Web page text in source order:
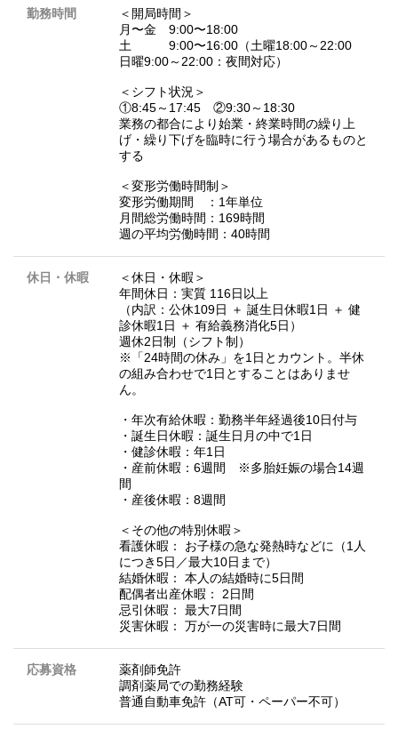
勤務時間
＜開局時間＞
月〜金 9:00〜18:00
土 9:00〜16:00（土曜18:00～22:00
日曜9:00～22:00：夜間対応）
＜シフト状況＞
①8:45～17:45 ②9:30～18:30
業務の都合により始業・終業時間の繰り上
げ・繰り下げを臨時に行う場合があるものと
する
＜変形労働時間制＞
変形労働期間 ：1年単位
月間総労働時間：169時間
週の平均労働時間：40時間
休日・休暇
＜休日・休暇＞
年間休日：実質 116日以上
（内訳：公休109日 ＋ 誕生日休暇1日 ＋ 健
診休暇1日 ＋ 有給義務消化5日）
週休2日制（シフト制）
※「24時間の休み」を1日とカウント。半休
の組み合わせで1日とすることはありませ
ん。
・年次有給休暇：勤務半年経過後10日付与
・誕生日休暇：誕生日月の中で1日
・健診休暇：年1日
・産前休暇：6週間 ※多胎妊娠の場合14週
間
・産後休暇：8週間
＜その他の特別休暇＞
看護休暇： お子様の急な発熱時などに（1人
につき5日／最大10日まで）
結婚休暇： 本人の結婚時に5日間
配偶者出産休暇： 2日間
忌引休暇： 最大7日間
災害休暇： 万が一の災害時に最大7日間
応募資格
薬剤師免許
調剤薬局での勤務経験
普通自動車免許（AT可・ペーパー不可）